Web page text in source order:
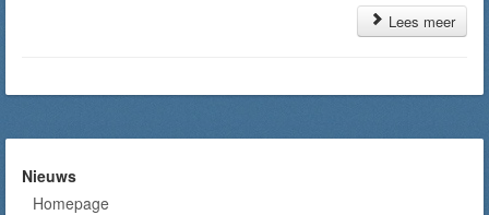
Lees meer
Nieuws
Homepage